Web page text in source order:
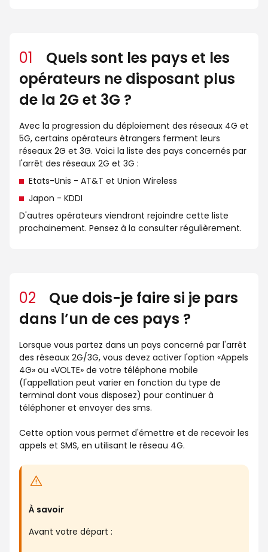
01
Quels sont les pays et les
opérateurs ne disposant plus
de la 2G et 3G ?
Avec la progression du déploiement des réseaux 4G et
5G, certains opérateurs étrangers ferment leurs
réseaux 2G et 3G. Voici la liste des pays concernés par
l'arrêt des réseaux 2G et 3G :
Etats-Unis - AT&T et Union Wireless
Japon - KDDI
D'autres opérateurs viendront rejoindre cette liste
prochainement. Pensez à la consulter régulièrement.
02
Que dois-je faire si je pars
dans l’un de ces pays ?
Lorsque vous partez dans un pays concerné par l'arrêt
des réseaux 2G/3G, vous devez activer l'option «Appels
4G» ou «VOLTE» de votre téléphone mobile
(l'appellation peut varier en fonction du type de
terminal dont vous disposez) pour continuer à
téléphoner et envoyer des sms.
Cette option vous permet d'émettre et de recevoir les
appels et SMS, en utilisant le réseau 4G.
À savoir
Avant votre départ :